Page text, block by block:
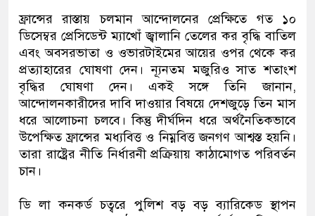
ফ্রান্সের রাস্তায় চলমান আন্দোলনের প্রেক্ষিতে গত ১০
ডিসেম্বর প্রেসিডেন্ট ম্যাখোঁ জ্বালানি তেলের কর বৃদ্ধি বাতিল
এবং অবসরভাতা ও ওভারটাইমের আয়ের ওপর থেকে কর
প্রত্যাহারের ঘোষণা দেন। ন্যূনতম মজুরিও সাত শতাংশ
বৃদ্ধির ঘোষণা দেন। একই সঙ্গে তিনি জানান,
আন্দোলনকারীদের দাবি দাওয়ার বিষয়ে দেশজুড়ে তিন মাস
ধরে আলোচনা চলবে। কিন্তু দীর্ঘদিন ধরে অর্থনৈতিকভাবে
উপেক্ষিত ফ্রান্সের মধ্যবিত্ত ও নিম্নবিত্ত জনগণ আশ্বস্ত হয়নি।
তারা রাষ্ট্রের নীতি নির্ধারনী প্রক্রিয়ায় কাঠামোগত পরিবর্তন
চান।
ডি লা কনকর্ড চত্বরে পুলিশ বড় বড় ব্যারিকেড স্থাপন